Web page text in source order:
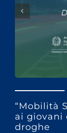
“Mobilità
ai giovani
droghe